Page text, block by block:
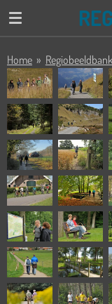
Ga
de
hoofdinhoud
Home » Regiobeeldbank